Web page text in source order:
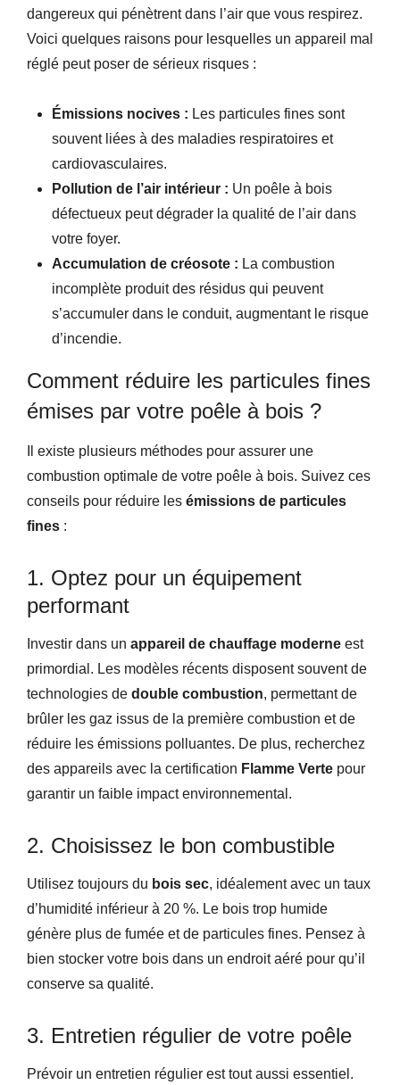
dangereux qui pénètrent dans l’air que vous respirez.
Voici quelques raisons pour lesquelles un appareil mal
réglé peut poser de sérieux risques :
Émissions nocives : Les particules fines sont
souvent liées à des maladies respiratoires et
cardiovasculaires.
Pollution de l’air intérieur : Un poêle à bois
défectueux peut dégrader la qualité de l’air dans
votre foyer.
Accumulation de créosote : La combustion
incomplète produit des résidus qui peuvent
s’accumuler dans le conduit, augmentant le risque
d’incendie.
Comment réduire les particules fines
émises par votre poêle à bois ?
Il existe plusieurs méthodes pour assurer une
combustion optimale de votre poêle à bois. Suivez ces
conseils pour réduire les émissions de particules
fines :
1. Optez pour un équipement
performant
Investir dans un appareil de chauffage moderne est
primordial. Les modèles récents disposent souvent de
technologies de double combustion, permettant de
brûler les gaz issus de la première combustion et de
réduire les émissions polluantes. De plus, recherchez
des appareils avec la certification Flamme Verte pour
garantir un faible impact environnemental.
2. Choisissez le bon combustible
Utilisez toujours du bois sec, idéalement avec un taux
d’humidité inférieur à 20 %. Le bois trop humide
génère plus de fumée et de particules fines. Pensez à
bien stocker votre bois dans un endroit aéré pour qu’il
conserve sa qualité.
3. Entretien régulier de votre poêle
Prévoir un entretien régulier est tout aussi essentiel.